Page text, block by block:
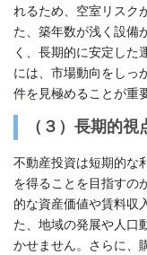
れるため、空室リスク
た、築年数が浅く設備
く、長期的に安定した
には、市場動向をしっ
件を見極めることが重
（３） 長期的視
不動産投資は短期的な
を得ることを目指すの
的な資産価値や賃料収
た、地域の発展や人口
かせません。さらに、